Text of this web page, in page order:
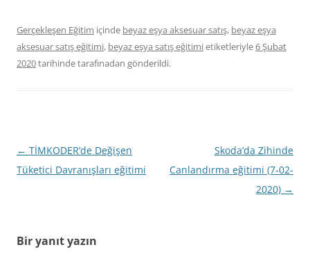
Gerçekleşen Eğitim içinde beyaz eşya aksesuar satış, beyaz eşya
aksesuar satış eğitimi, beyaz eşya satış eğitimietiketleriyle6 Şubat
2020tarihindetarafınadan gönderildi.
Yazı
dolaşımı
← TİMKODER’de Değişen
Tüketici Davranışları eğitimi
Skoda’da Zihinde
Canlandırma eğitimi (7-02-
2020) →
Bir yanıt yazın